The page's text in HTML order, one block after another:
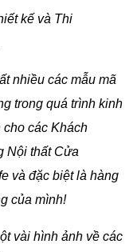
kế và Thi
nhiều các mẫu mã
trong quá trình kinh
các Khách
Nội thất Cửa
và đặc biệt là hàng
của mình!
vài hình ảnh về các